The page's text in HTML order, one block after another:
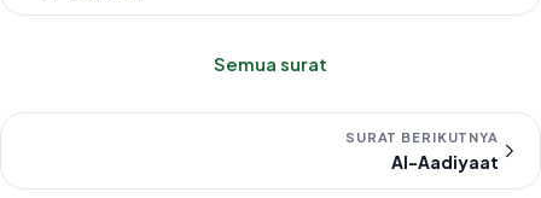
Semua surat
SURAT BERIKUTNYA
Al-Aadiyaat